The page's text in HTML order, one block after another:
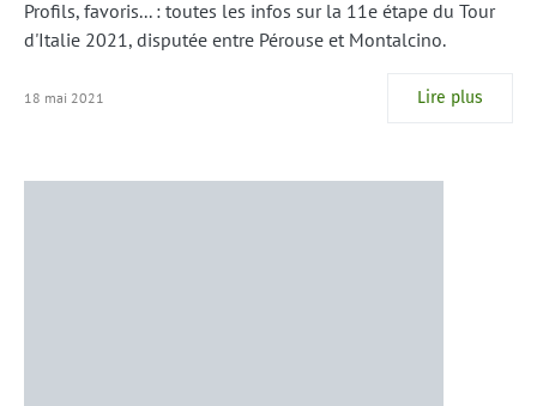
Profils, favoris... : toutes les infos sur la 11e étape du Tour
d'Italie 2021, disputée entre Pérouse et Montalcino.
18 mai 2021 Lire plus